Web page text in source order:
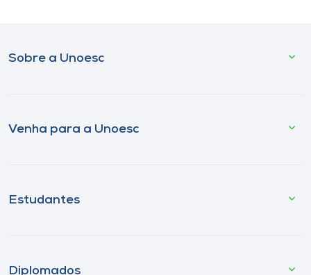
Sobre a Unoesc
Venha para a Unoesc
Estudantes
Diplomados